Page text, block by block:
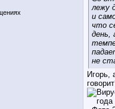
лежу
и
что
день,
не
Игорь,